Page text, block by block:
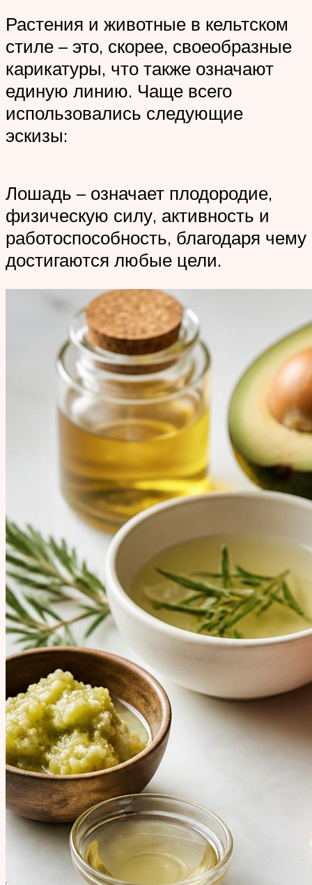
Растения и животные в кельтском
стиле – это, скорее, своеобразные
карикатуры, что также означают
единую линию. Чаще всего
использовались следующие
эскизы:
Лошадь – означает плодородие,
физическую силу, активность и
работоспособность, благодаря чему
достигаются любые цели.